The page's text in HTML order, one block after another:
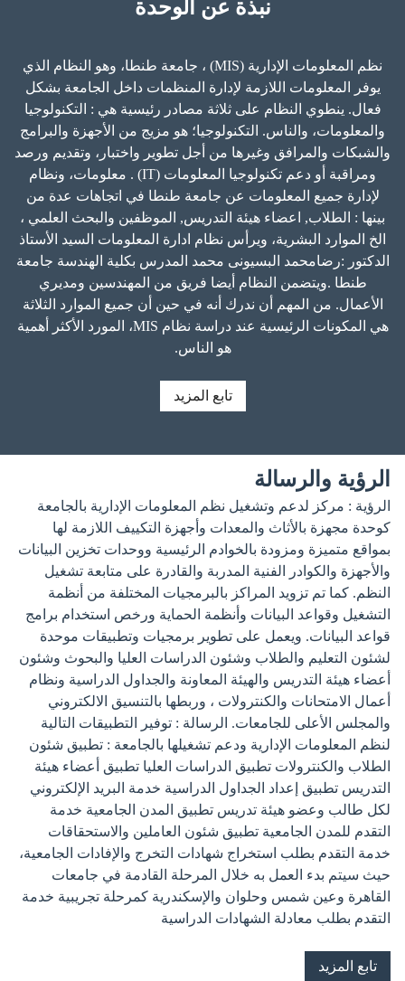
نبذة عن الوحدة
نظم المعلومات الإدارية (MIS) ، جامعة طنطا، وهو النظام الذي
يوفر المعلومات اللازمة لإدارة المنظمات داخل الجامعة بشكل
فعال. ينطوي النظام على ثلاثة مصادر رئيسية هي : التكنولوجيا
والمعلومات، والناس. التكنولوجيا؛ هو مزيج من الأجهزة والبرامج
والشبكات والمرافق وغيرها من أجل تطوير واختبار، وتقديم ورصد
ومراقبة أو دعم تكنولوجيا المعلومات (IT) . معلومات، ونظام
لإدارة جميع المعلومات عن جامعة طنطا في اتجاهات عدة من
بينها : الطلاب, اعضاء هيئة التدريس, الموظفين والبحث العلمي ،
الخ الموارد البشرية، ويرأس نظام ادارة المعلومات السيد الأستاذ
الدكتور :رضامحمد البسيونى محمد المدرس بكلية الهندسة جامعة
طنطا .ويتضمن النظام أيضا فريق من المهندسين ومديري
الأعمال. من المهم أن ندرك أنه في حين أن جميع الموارد الثلاثة
هي المكونات الرئيسية عند دراسة نظام MIS، المورد الأكثر أهمية
هو الناس.
تابع المزيد
الرؤية والرسالة
الرؤية : مركز لدعم وتشغيل نظم المعلومات الإدارية بالجامعة
كوحدة مجهزة بالأثاث والمعدات وأجهزة التكييف اللازمة لها
بمواقع متميزة ومزودة بالخوادم الرئيسية ووحدات تخزين البيانات
والأجهزة والكوادر الفنية المدربة والقادرة على متابعة تشغيل
النظم. كما تم تزويد المراكز بالبرمجيات المختلفة من أنظمة
التشغيل وقواعد البيانات وأنظمة الحماية ورخص استخدام برامج
قواعد البيانات. ويعمل على تطوير برمجيات وتطبيقات موحدة
لشئون التعليم والطلاب وشئون الدراسات العليا والبحوث وشئون
أعضاء هيئة التدريس والهيئة المعاونة والجداول الدراسية ونظام
أعمال الامتحانات والكنترولات ، وربطها بالتنسيق الالكتروني
والمجلس الأعلى للجامعات. الرسالة : توفير التطبيقات التالية
لنظم المعلومات الإدارية ودعم تشغيلها بالجامعة : تطبيق شئون
الطلاب والكنترولات تطبيق الدراسات العليا تطبيق أعضاء هيئة
التدريس تطبيق إعداد الجداول الدراسية خدمة البريد الإلكتروني
لكل طالب وعضو هيئة تدريس تطبيق المدن الجامعية خدمة
التقدم للمدن الجامعية تطبيق شئون العاملين والاستحقاقات
خدمة التقدم بطلب استخراج شهادات التخرج والإفادات الجامعية،
حيث سيتم بدء العمل به خلال المرحلة القادمة في جامعات
القاهرة وعين شمس وحلوان والإسكندرية كمرحلة تجريبية خدمة
التقدم بطلب معادلة الشهادات الدراسية
تابع المزيد